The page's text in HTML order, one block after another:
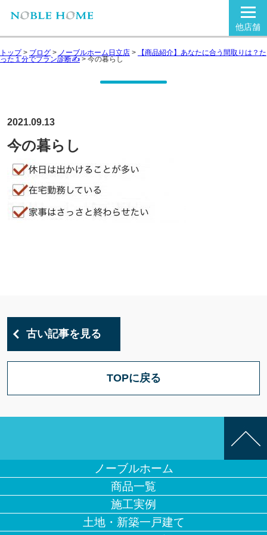
他店舗
トップ> ブログ > ノーブルホーム日立店 > 【商品紹介】あなたに合う間取りは？た
った１分でプラン診断✍ > 今の暮らし
2021.09.13
今の暮らし
古い記事を見る
TOPに戻る
ノーブルホーム
商品一覧
施工実例
土地・新築一戸建て